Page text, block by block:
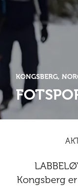
Våre
Nyheter
KONGSBERG,
Kongsberg